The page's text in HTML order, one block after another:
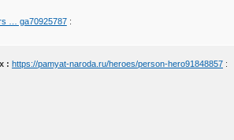
… ga70925787:
: https://pamyat-naroda.ru/heroes/person-hero91848857 :